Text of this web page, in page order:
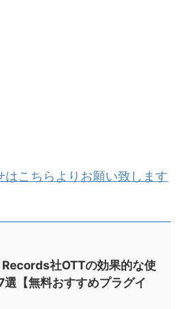
はこちらよりお願い致します
社OTTの効果的な使
選【無料おすすめプラグイ